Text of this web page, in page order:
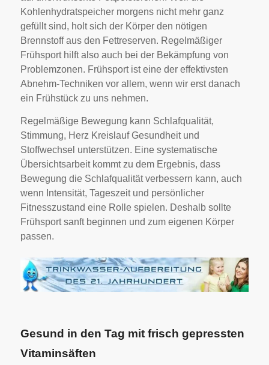
Kohlenhydratspeicher morgens nicht mehr ganz
gefüllt sind, holt sich der Körper den nötigen
Brennstoff aus den Fettreserven. Regelmäßiger
Frühsport hilft also auch bei der Bekämpfung von
Problemzonen. Frühsport ist eine der effektivsten
Abnehm-Techniken vor allem, wenn wir erst danach
ein Frühstück zu uns nehmen.
Regelmäßige Bewegung kann Schlafqualität,
Stimmung, Herz Kreislauf Gesundheit und
Stoffwechsel unterstützen. Eine systematische
Übersichtsarbeit kommt zu dem Ergebnis, dass
Bewegung die Schlafqualität verbessern kann, auch
wenn Intensität, Tageszeit und persönlicher
Fitnesszustand eine Rolle spielen. Deshalb sollte
Frühsport sanft beginnen und zum eigenen Körper
passen.
Gesund in den Tag mit frisch gepressten
Vitaminsäften